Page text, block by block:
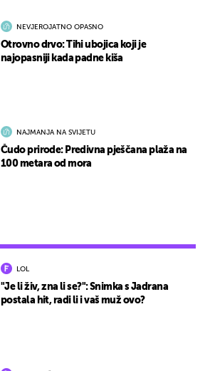
LOL
"Je li živ, zna li se?": Snimka s Jadrana
postala hit, radi li i vaš muž ovo?
NEVJEROJATNO OPASNO
Otrovno drvo: Tihi ubojica koji je
najopasniji kada padne kiša
NAJMANJA NA SVIJETU
Čudo prirode: Predivna pješčana plaža na
100 metara od mora